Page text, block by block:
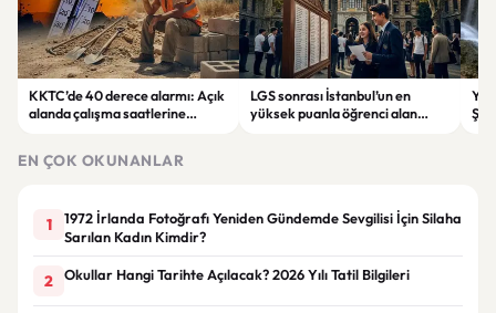
KKTC’de 40 derece alarmı: Açık
alanda çalışma saatlerine
LGS sonrası İstanbul’un en
yüksek puanla öğrenci alan
EN ÇOK OKUNANLAR
1
1972 İrlanda Fotoğrafı Yeniden Gündemde Sevgilisi İçin Silaha
Sarılan Kadın Kimdir?
2 Okullar Hangi Tarihte Açılacak? 2026 Yılı Tatil Bilgileri